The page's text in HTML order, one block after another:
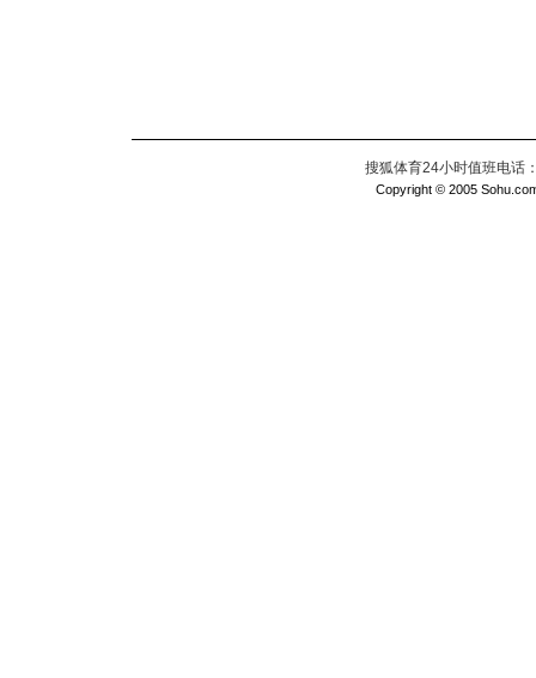
搜狐体育24小时值班电话
Copyright © 2005